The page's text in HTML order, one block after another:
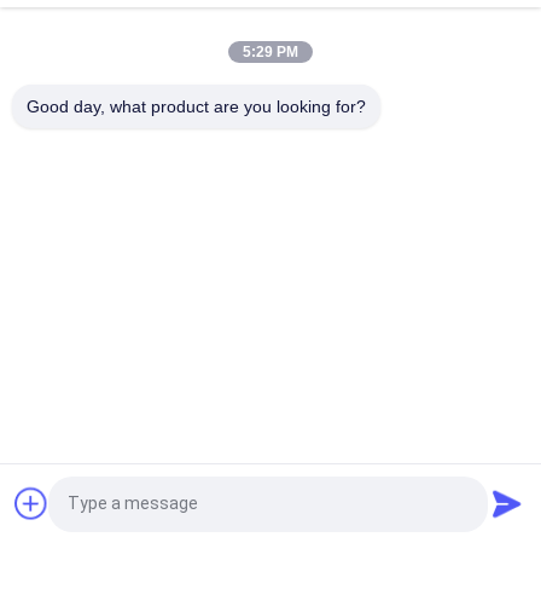
মিড প্রেসার শিপ চালু করে মেরিন এয়ারব্যাগগুলি উচ্চ ভারবহন ক্ষমতা 8-24 মি দীর্ঘ
প্রাকৃতিক রাবার শিপ ল্যান্ডিং বোটগুলির জন্য এয়ারব্যাগগুলি বেলুন চালু করছে
এসজিএস শিপ চালু করে এয়ার ব্যাগ মেরিন লিফটিং এয়ারব্যাগ 24 মাসের ওয়্যারেন্টি
ফোম ভরা ফেন্ডার
5:29 PM
Good day, what product are you looking for?